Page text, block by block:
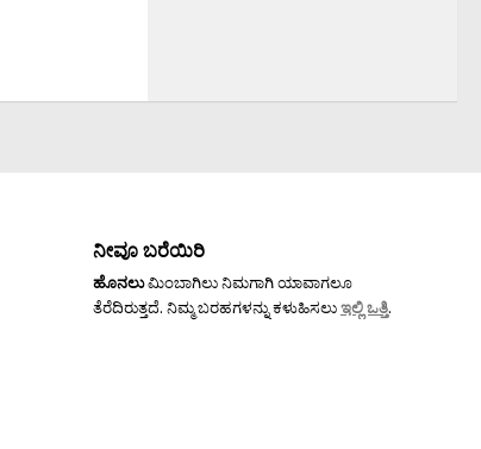
ನೀವೂ ಬರೆಯಿರಿ
ಹೊನಲುಮಿಂಬಾಗಿಲು ನಿಮಗಾಗಿ ಯಾವಾಗಲೂ
ತೆರೆದಿರುತ್ತದೆ. ನಿಮ್ಮ ಬರಹಗಳನ್ನು ಕಳುಹಿಸಲುಇಲ್ಲಿ ಒತ್ತಿ.